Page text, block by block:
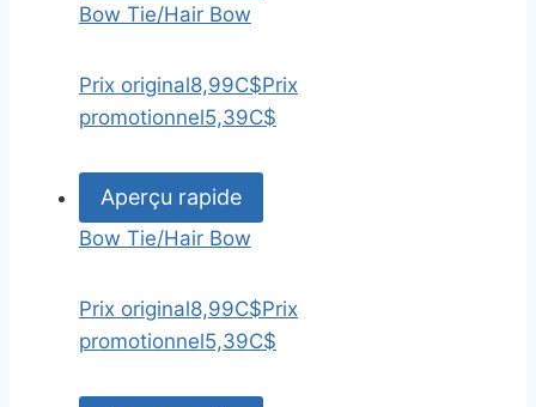
Bow Tie/Hair Bow
Prix original8,99C$Prix
promotionnel5,39C$
Aperçu rapide
Bow Tie/Hair Bow
Prix original8,99C$Prix
promotionnel5,39C$